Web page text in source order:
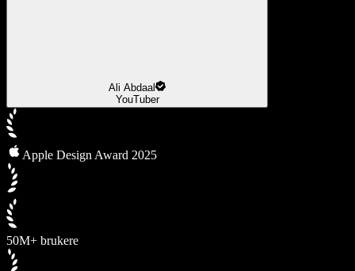
Ali Abdaal
YouTuber
Apple Design Award 2025
50M+ brukere